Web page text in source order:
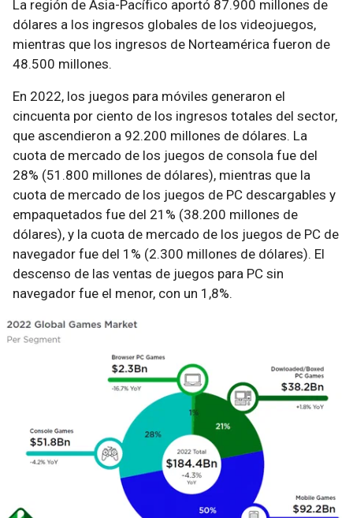
La región de Asia-Pacífico aportó 87.900 millones de
dólares a los ingresos globales de los videojuegos,
mientras que los ingresos de Norteamérica fueron de
48.500 millones.
En 2022, los juegos para móviles generaron el
cincuenta por ciento de los ingresos totales del sector,
que ascendieron a 92.200 millones de dólares. La
cuota de mercado de los juegos de consola fue del
28% (51.800 millones de dólares), mientras que la
cuota de mercado de los juegos de PC descargables y
empaquetados fue del 21% (38.200 millones de
dólares), y la cuota de mercado de los juegos de PC de
navegador fue del 1% (2.300 millones de dólares). El
descenso de las ventas de juegos para PC sin
navegador fue el menor, con un 1,8%.